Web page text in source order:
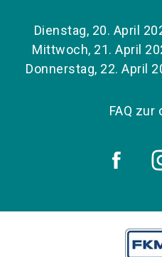
Dienstag, 20. April
Mittwoch, 21. April
Donnerstag, 22. April
FAQ zur